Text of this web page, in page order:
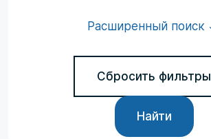
Расширенный поиск
Сбросить фильтры
Найти